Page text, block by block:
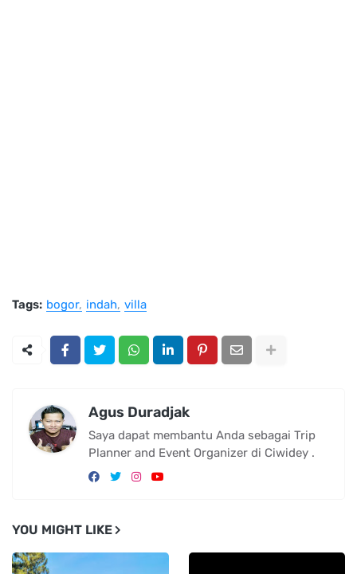
Tags: bogor indah villa
Agus Duradjak
Saya dapat membantu Anda sebagai Trip
Planner and Event Organizer di Ciwidey .
YOU MIGHT LIKE